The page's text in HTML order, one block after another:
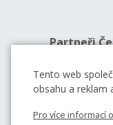
Partneři
Tento web
obsahu a reklam
Pro více informací